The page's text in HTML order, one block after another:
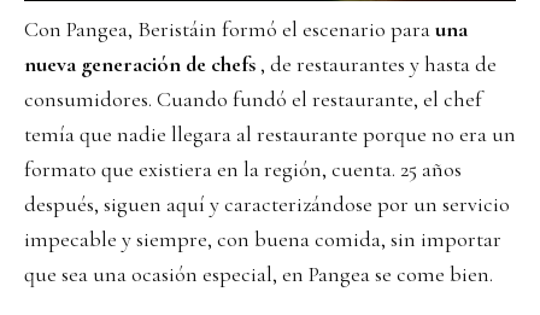
Con Pangea, Beristáin formó el escenario parauna
nueva generación de chefs , de restaurantes y hasta de
consumidores. Cuando fundó el restaurante, el chef
temía que nadie llegara al restaurante porque no era un
formato que existiera en la región, cuenta. 25 años
después, siguen aquí y caracterizándose por un servicio
impecable y siempre, con buena comida, sin importar
que sea una ocasión especial, en Pangea se come bien.